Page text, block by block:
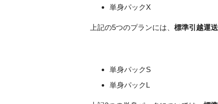
単身パックX
上記の5つのプランには、 標準引越運
単身パックS
単身パックL